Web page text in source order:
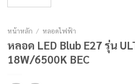
หน้าหลัก / หลอดไฟฟ้า
หลอด LED Blub E27 รุ่น
18W/6500K BEC